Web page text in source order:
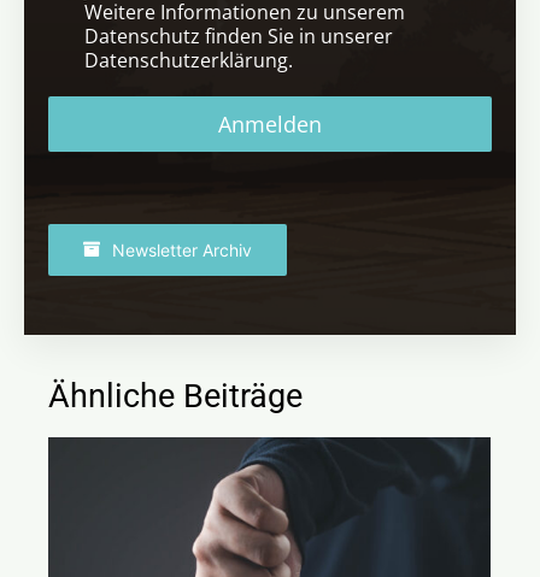
Weitere Informationen zu unserem
Datenschutz finden Sie in unserer
Datenschutzerklärung.
Anmelden
Newsletter Archiv
Ähnliche Beiträge